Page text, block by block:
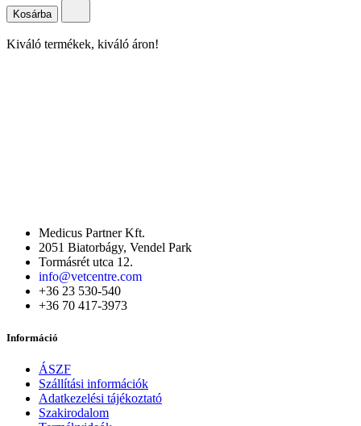
Kosárba
Kiváló termékek, kiváló áron!
Medicus Partner Kft.
2051 Biatorbágy, Vendel Park
Tormásrét utca 12.
info@vetcentre.com
+36 23 530-540
+36 70 417-3973
Információ
ÁSZF
Szállítási információk
Adatkezelési tájékoztató
Szakirodalom